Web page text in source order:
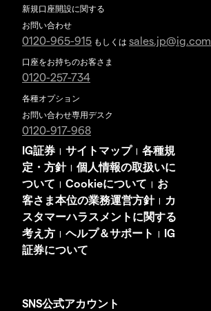
新規口座開設に関する
お問い合わせ
0120-965-915 もしくは sales.jp@ig.com
口座をお持ちのお客さま
0120-257-734
各種オプション
お問い合わせ専用デスク
0120-917-968
IG証券 | サイトマップ | 各種規
定・方針| 個人情報の取扱いに
ついて | Cookieについて | お
客さま本位の業務運営方針|
カ
スタマーハラスメントに関する
考え方 | ヘルプ＆サポート | IG
証券について
SNS公式アカウント